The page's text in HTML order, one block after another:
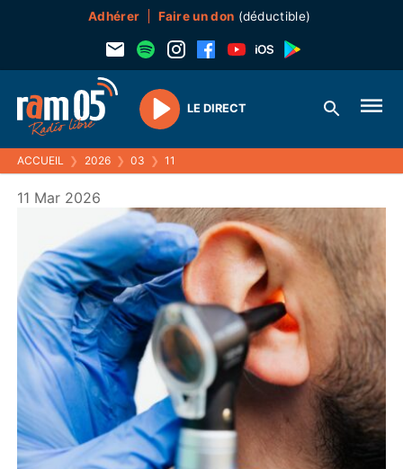
Adhérer Faire un don (déductible)
Play
LE DIRECT
ACCUEIL ❯ 2026 ❯ 03 ❯ 11
11 Mar 2026